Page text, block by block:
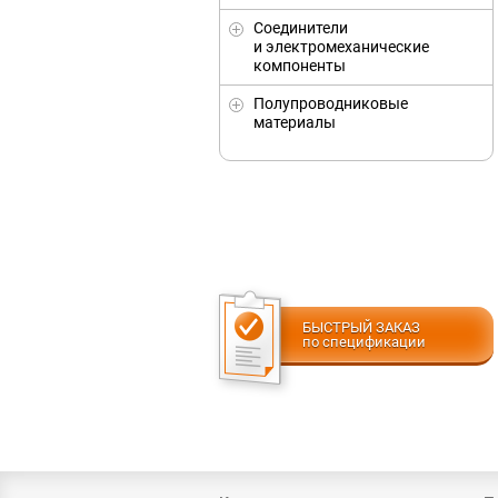
Соединители
и электромеханические
компоненты
Полупроводниковые
материалы
БЫСТРЫЙ ЗАКАЗ
по спецификации